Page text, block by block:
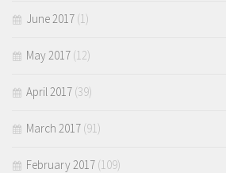
June 2017 (1)
May 2017 (12)
April 2017 (39)
March 2017 (91)
February 2017 (109)